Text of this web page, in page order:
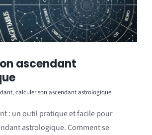
ascendant
,calculer son ascendant astrologique
: un outil pratique et facile pour
astrologique. Comment se